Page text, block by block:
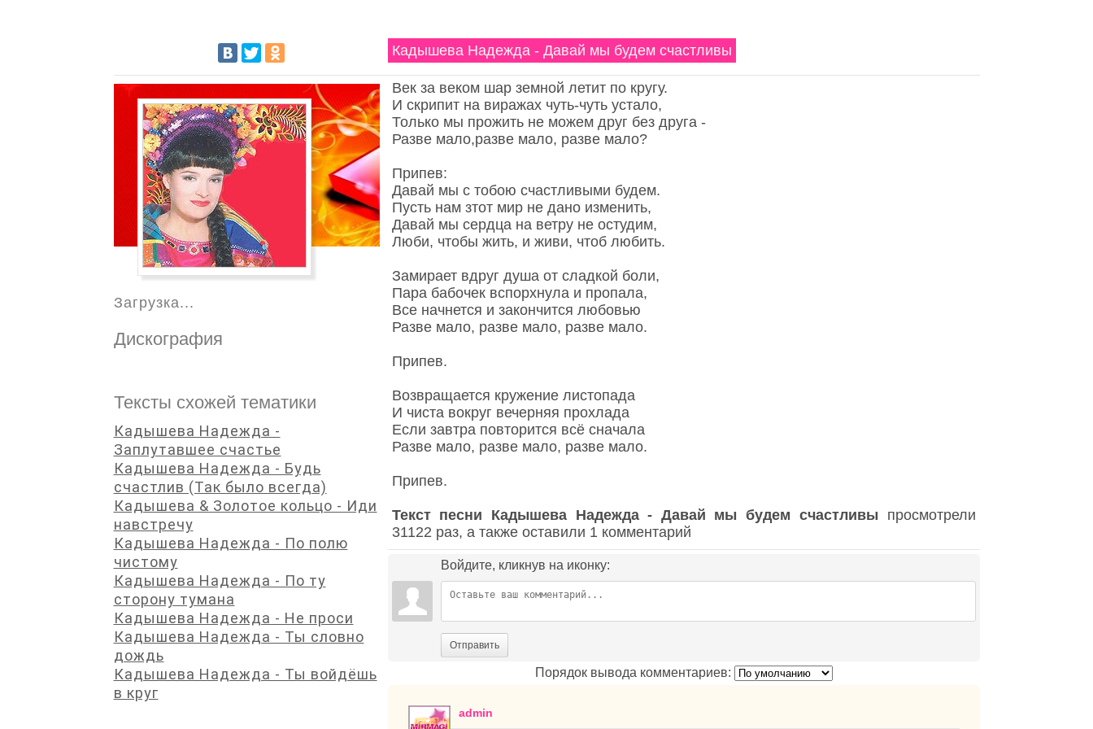
Кадышева Надежда - Давай мы будем счастливы
Век за веком шар земной летит по кругу.
И скрипит на виражах чуть-чуть устало,
Только мы прожить не можем друг без друга -
Разве мало,разве мало, разве мало?
Припев:
Давай мы с тобою счастливыми будем.
Пусть нам зтот мир не дано изменить,
Давай мы сердца на ветру не остудим,
Люби, чтобы жить, и живи, чтоб любить.
Замирает вдруг душа от сладкой боли,
Пара бабочек вспорхнула и пропала,
Все начнется и закончится любовью
Разве мало, разве мало, разве мало.
Припев.
Возвращается кружение листопада
И чиста вокруг вечерняя прохлада
Если завтра повторится всё сначала
Разве мало, разве мало, разве мало.
Припев.
Текст песни Кадышева Надежда - Давай мы будем счастливы просмотрели
31122 раз, а также оставили 1 комментарий
Войдите, кликнув на иконку:
Отправить
Порядок вывода комментариев:
admin
Загрузка...
Дискография
Тексты схожей тематики
Кадышева Надежда -
Заплутавшее счастье
Кадышева Надежда - Будь
счастлив (Так было всегда)
Кадышева & Золотое кольцо - Иди
навстречу
Кадышева Надежда - По полю
чистому
Кадышева Надежда - По ту
сторону тумана
Кадышева Надежда - Не проси
Кадышева Надежда - Ты словно
дождь
Кадышева Надежда - Ты войдёшь
в круг